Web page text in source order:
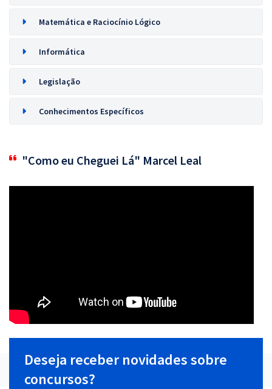
Matemática e Raciocínio Lógico
Informática
Legislação
Conhecimentos Específicos
"Como eu Cheguei Lá" Marcel Leal
Deseja receber novidades sobre
concursos?